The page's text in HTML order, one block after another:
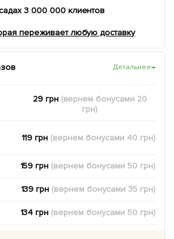
3 000 000 клиентов
переживает любую доставку
Детальнее→
29 грн (вернем бонусами 20
грн)
119 грн (вернем бонусами 40 грн)
159 грн (вернем бонусами 50 грн)
139 грн (вернем бонусами35 грн)
134 грн (вернем бонусами 50 грн)